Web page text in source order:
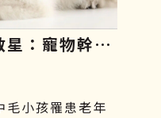
：寵物幹細
識寵物再生
毛小孩罹患老年